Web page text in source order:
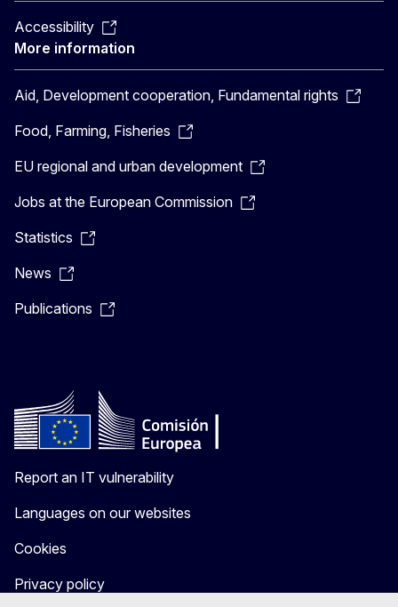
Accessibility
More information
Aid, Development cooperation, Fundamental rights
Food, Farming, Fisheries
EU regional and urban development
Jobs at the European Commission
Statistics
News
Publications
Report an IT vulnerability
Languages on our websites
Cookies
Privacy policy